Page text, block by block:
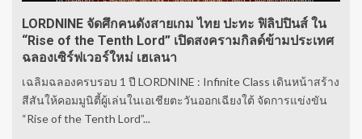
LORDNINE จัดศึกคนดังสายเกม ไทย ปะทะ ฟิลิปปินส์ ใน
“Rise of the Tenth Lord” เปิดสงครามกิลด์ข้ามประเทศ
ฉลองเซิร์ฟเวอร์ใหม่ เฮเลนา
เฉลิมฉลองครบรอบ 1 ปี LORDNINE : Infinite Class เดินหน้าสร้าง
สีสันให้คอมมูนิตี้ผู้เล่นในเอเชียตะวันออกเฉียงใต้ จัดการแข่งขัน
“Rise of the Tenth Lord”...